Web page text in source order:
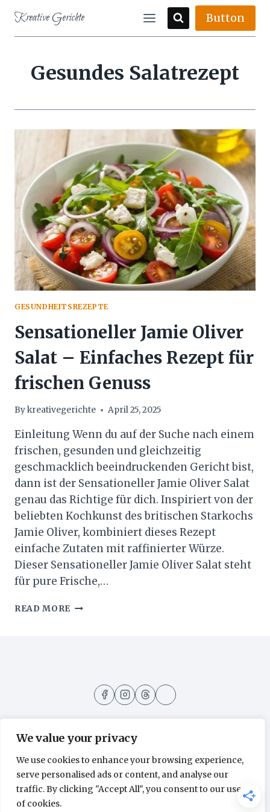
We value your privacy
We use cookies to enhance your browsing experience,
serve personalised ads or content, and analyse our
traffic. By clicking "Accept All", you consent to our use
of cookies.
content
Kreative Gerichte Button
Gesundes Salatrezept
GESUNDHEITSREZEPTE
Sensationeller Jamie Oliver
Salat – Einfaches Rezept für
frischen Genuss
Bykreativegerichte April 25, 2025
Einleitung Wenn du auf der Suche nach einem
frischen, gesunden und gleichzeitig
geschmacklich beeindruckenden Gericht bist,
dann ist der Sensationeller Jamie Oliver Salat
genau das Richtige für dich. Inspiriert von der
beliebten Kochkunst des britischen Starkochs
Jamie Oliver, kombiniert dieses Rezept
einfache Zutaten mit raffinierter Würze.
Dieser Sensationeller Jamie Oliver Salat steht
für pure Frische,…
READ MORE SENSATIONELLER
FRISCHEN
Kontakt
Nutzungsbedingungen
Datenschutzerklärung
Über mich